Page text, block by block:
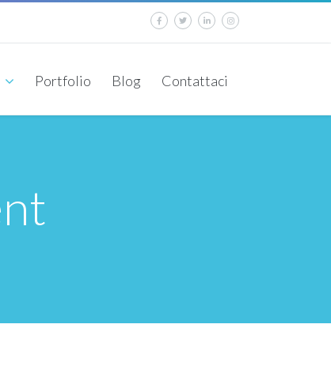
Portfolio Blog Contattaci